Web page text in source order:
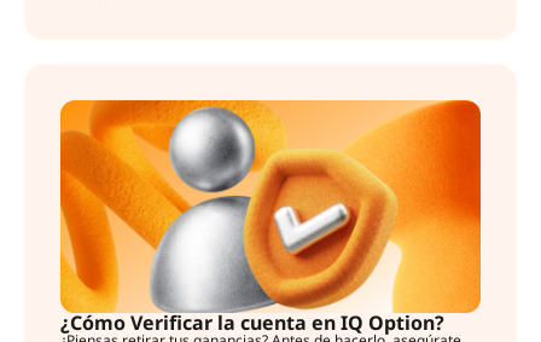
¿Cómo Verificar la cuenta en IQ Option?